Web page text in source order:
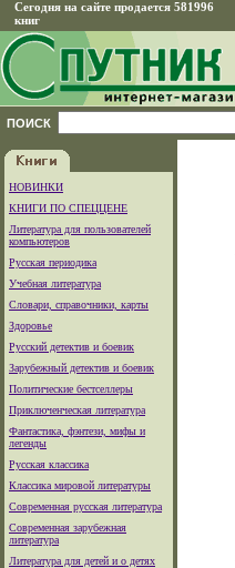
Сегодня на сайте продается 581996
книг
ПОИСК
НОВИНКИ
КНИГИ ПО СПЕЦЦЕНЕ
Литература для пользователей
компьютеров
Русская периодика
Учебная литература
Словари, справочники, карты
Здоровье
Русский детектив и боевик
Зарубежный детектив и боевик
Политические бестселлеры
Приключенческая литература
Фантастика, фэнтези, мифы и
легенды
Русская классика
Классика мировой литературы
Современная русская литература
Современная зарубежная
литература
Литература для детей и о детях